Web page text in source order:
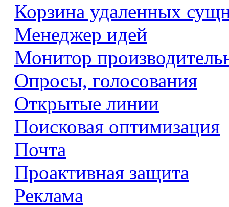
Корзина удаленных
Менеджер идей
Монитор
Опросы, голосования
Открытые линии
Поисковая оптимизация
Почта
Проактивная защита
Реклама